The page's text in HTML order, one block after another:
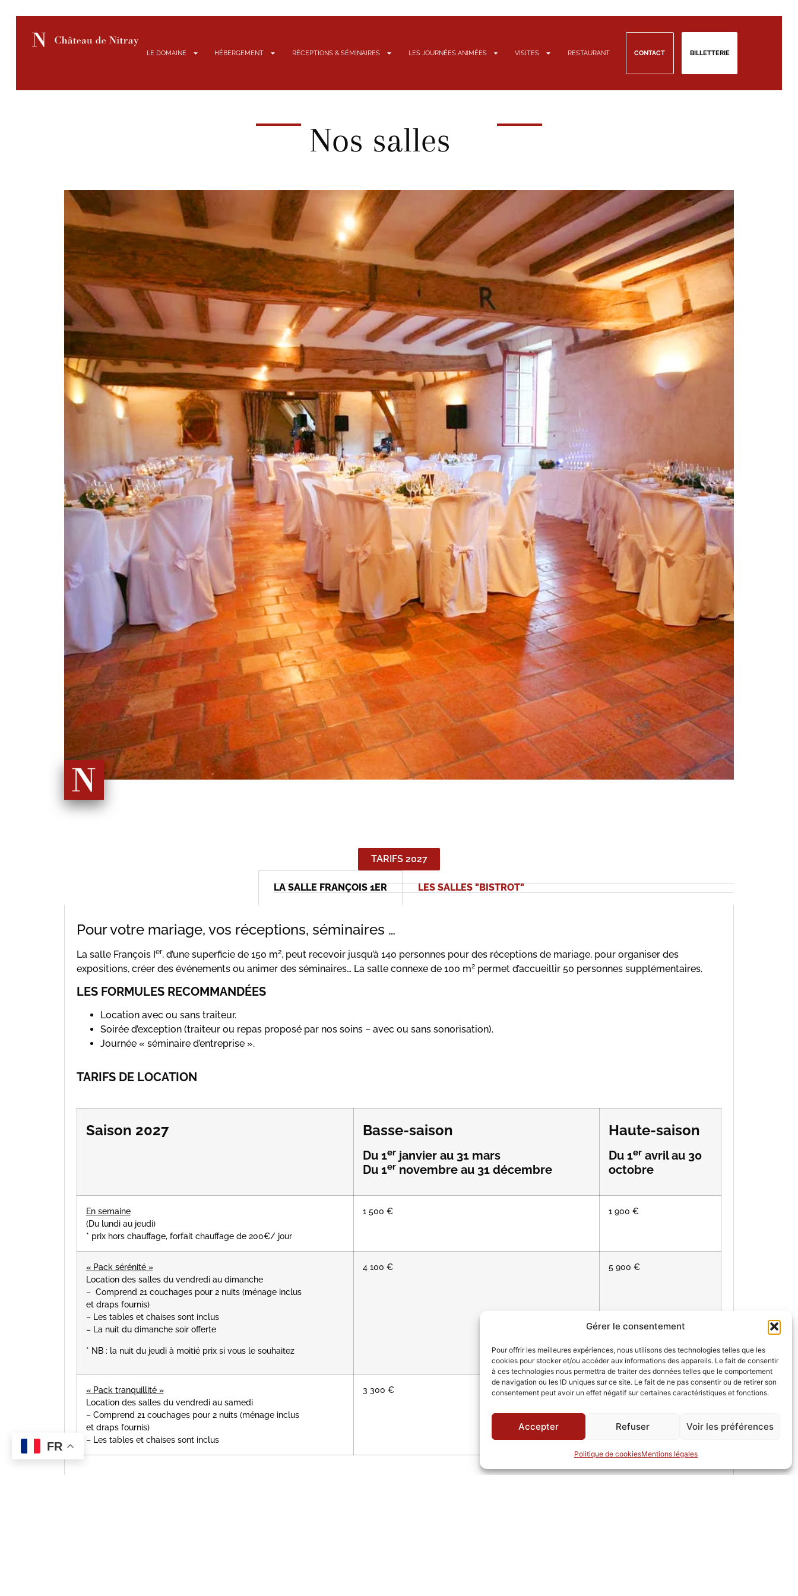
Gérer le consentement
Pour offrir les meilleures expériences, nous utilisons des technologies telles que les
cookies pour stocker et/ou accéder aux informations des appareils. Le fait de consentir
à ces technologies nous permettra de traiter des données telles que le comportement
de navigation ou les ID uniques sur ce site. Le fait de ne pas consentir ou de retirer son
consentement peut avoir un effet négatif sur certaines caractéristiques et fonctions.
Accepter Refuser Voir les préférences
Politique de cookiesMentions légales
LE DOMAINE HÉBERGEMENT RÉCEPTIONS & SÉMINAIRES LES JOURNÉES ANIMÉES VISITES RESTAURANT CONTACT BILLETTERIE
Nos salles
TARIFS 2027
LA SALLE FRANÇOIS 1ER LES SALLES "BISTROT"
Pour votre mariage, vos réceptions, séminaires …
La salle François Ier, d’une superficie de 150 m2, peut recevoir jusqu’à 140 personnes pour des réceptions de mariage, pour organiser des
expositions, créer des événements ou animer des séminaires… La salle connexe de 100 m2permet d’accueillir 50 personnes supplémentaires.
LES FORMULES RECOMMANDÉES
Location avec ou sans traiteur.
Soirée d’exception (traiteur ou repas proposé par nos soins – avec ou sans sonorisation).
Journée « séminaire d’entreprise ».
TARIFS DE LOCATION
Saison 2027 Basse-saison
Du 1erjanvier au 31 mars
Du 1ernovembre au 31 décembre
Haute-saison
Du 1eravril au 30
octobre
En semaine
(Du lundi au jeudi)
* prix hors chauffage, forfait chauffage de 200€/ jour
1 500 € 1 900 €
« Pack sérénité »
Location des salles du vendredi au dimanche
– Comprend 21 couchages pour 2 nuits (ménage inclus
et draps fournis)
– Les tables et chaises sont inclus
– La nuit du dimanche soir offerte
* NB : la nuit du jeudi à moitié prix si vous le souhaitez
4 100 € 5 900 €
« Pack tranquillité »
Location des salles du vendredi au samedi
– Comprend 21 couchages pour 2 nuits (ménage inclus
et draps fournis)
– Les tables et chaises sont inclus
3 300 € 5 100 €
FR